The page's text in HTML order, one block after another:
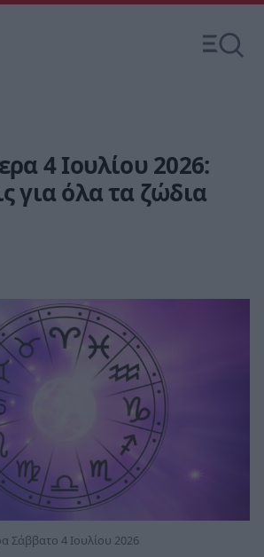
4 Ιουλίου 2026:
για όλα τα ζώδια
Σάββατο 4 Ιουλίου 2026